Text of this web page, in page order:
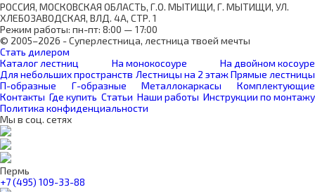
РОССИЯ, МОСКОВСКАЯ ОБЛАСТЬ, Г.О. МЫТИЩИ, Г. МЫТИЩИ, УЛ.
ХЛЕБОЗАВОДСКАЯ, ВЛД. 4А, СТР. 1
Режим работы: пн-пт: 8:00 — 17:00
© 2005–2026 - Суперлестница, лестница твоей мечты
Стать дилером
Каталог лестниц
На монокосоуре
На двойном косоуре
Для небольших пространств Лестницы на 2 этаж Прямые лестницы
П-образные
Г-образные Металлокаркасы
Комплектующие
Контакты Где купить Статьи Наши работы Инструкции по монтажу
Политика конфиденциальности
Мы в соц. сетях
Пермь
+7 (495) 109-33-88